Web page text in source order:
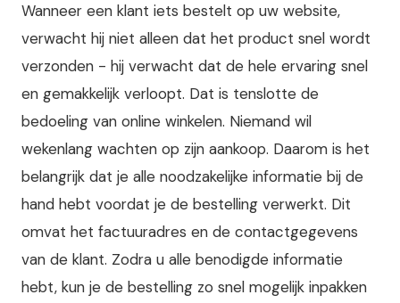
Wanneer een klant iets bestelt op uw website,
verwacht hij niet alleen dat het product snel wordt
verzonden - hij verwacht dat de hele ervaring snel
en gemakkelijk verloopt. Dat is tenslotte de
bedoeling van online winkelen. Niemand wil
wekenlang wachten op zijn aankoop. Daarom is het
belangrijk dat je alle noodzakelijke informatie bij de
hand hebt voordat je de bestelling verwerkt. Dit
omvat het factuuradres en de contactgegevens
van de klant. Zodra u alle benodigde informatie
hebt, kun je de bestelling zo snel mogelijk inpakken